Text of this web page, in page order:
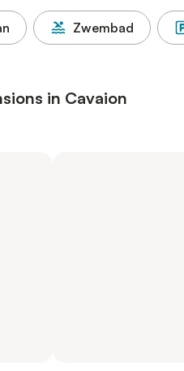
Zwembad
in Cavaion